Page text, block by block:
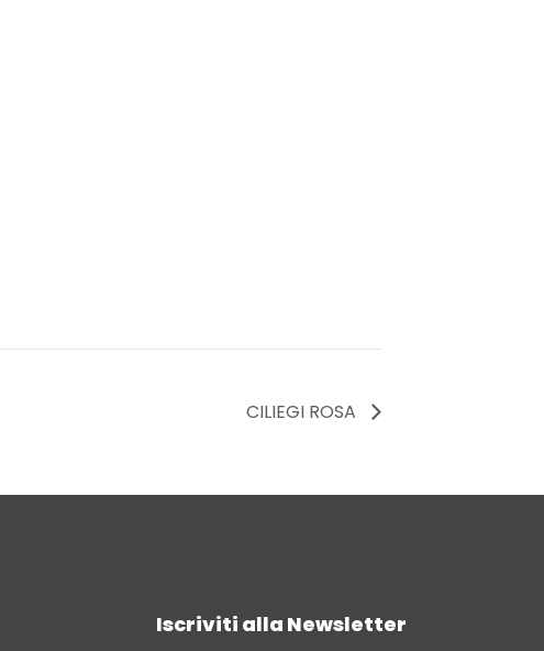
CILIEGI ROSA
Iscriviti alla Newsletter